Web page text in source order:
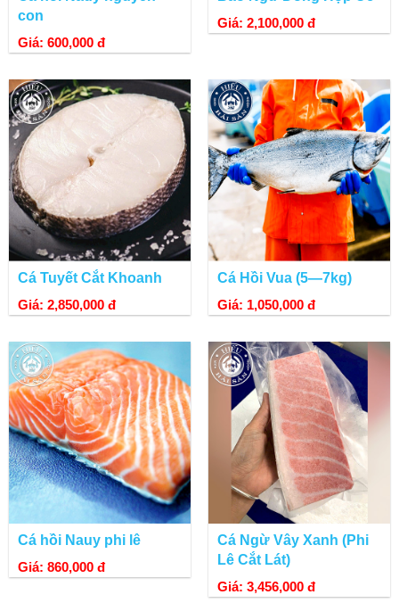
con
Giá: 600,000 đ
Giá: 2,100,000 đ
Cá Tuyết Cắt Khoanh
Giá: 2,850,000 đ
Cá Hồi Vua (5—7kg)
Giá: 1,050,000 đ
Cá hồi Nauy phi lê
Giá: 860,000 đ
Cá Ngừ Vây Xanh (Phi
Lê Cắt Lát)
Giá: 3,456,000 đ